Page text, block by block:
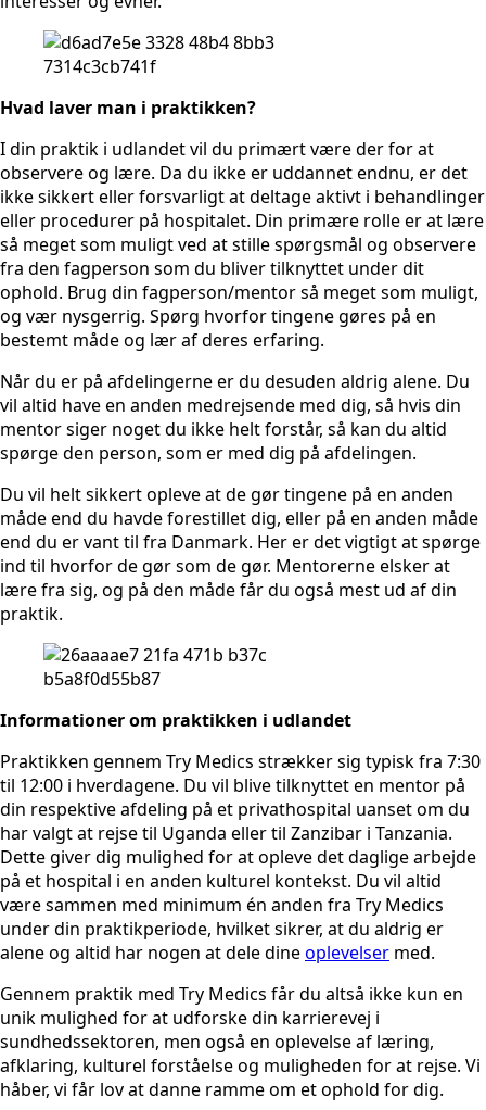
Hvad laver man i praktikken?
I din praktik i udlandet vil du primært være der for at
observere og lære. Da du ikke er uddannet endnu, er det
ikke sikkert eller forsvarligt at deltage aktivt i behandlinger
eller procedurer på hospitalet. Din primære rolle er at lære
så meget som muligt ved at stille spørgsmål og observere
fra den fagperson som du bliver tilknyttet under dit
ophold. Brug din fagperson/mentor så meget som muligt,
og vær nysgerrig. Spørg hvorfor tingene gøres på en
bestemt måde og lær af deres erfaring.
Når du er på afdelingerne er du desuden aldrig alene. Du
vil altid have en anden medrejsende med dig, så hvis din
mentor siger noget du ikke helt forstår, så kan du altid
spørge den person, som er med dig på afdelingen.
Du vil helt sikkert opleve at de gør tingene på en anden
måde end du havde forestillet dig, eller på en anden måde
end du er vant til fra Danmark. Her er det vigtigt at spørge
ind til hvorfor de gør som de gør. Mentorerne elsker at
lære fra sig, og på den måde får du også mest ud af din
praktik.
Informationer om praktikken i udlandet
Praktikken gennem Try Medics strækker sig typisk fra 7:30
til 12:00 i hverdagene. Du vil blive tilknyttet en mentor på
din respektive afdeling på et privathospital uanset om du
har valgt at rejse til Uganda eller til Zanzibar i Tanzania.
Dette giver dig mulighed for at opleve det daglige arbejde
på et hospital i en anden kulturel kontekst. Du vil altid
være sammen med minimum én anden fra Try Medics
under din praktikperiode, hvilket sikrer, at du aldrig er
alene og altid har nogen at dele dineoplevelser med.
Gennem praktik med Try Medics får du altså ikke kun en
unik mulighed for at udforske din karrierevej i
sundhedssektoren, men også en oplevelse af læring,
afklaring, kulturel forståelse og muligheden for at rejse. Vi
håber, vi får lov at danne ramme om et ophold for dig.